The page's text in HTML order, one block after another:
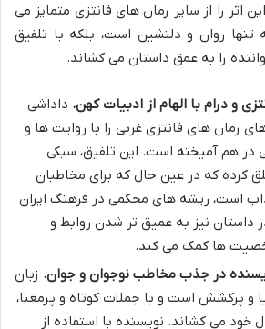
اثر را از سایر رمان های فانتزی متمایز می
تنها روان و دلنشین است، بلکه با تلفیق
را به عمق داستان می کشاند.
و درام با الهام از ادبیات کهن. داداشی
رمان های فانتزی غربی را با روایت ها و
در هم آمیخته است. این تلفیق، سبکی
کرده که در عین حال که برای مخاطبان
است، ریشه های محکمی در فرهنگ ایران
داستان نیز به عمیق تر شدن روابط و
ها کمک می کند.
در جذب مخاطب نوجوان و جوان. زبان
و پرکشش است و با جملات کوتاه و پرمعنا،
خود می کشاند. نویسنده با استفاده از